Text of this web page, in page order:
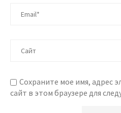
Сохраните мое имя, адрес
сайт в этом браузере для